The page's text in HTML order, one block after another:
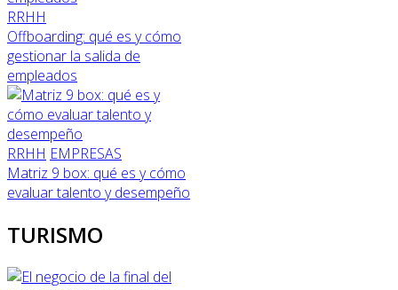
RRHH
Offboarding: qué es y cómo
gestionar la salida de
empleados
RRHH EMPRESAS
Matriz 9 box: qué es y cómo
evaluar talento y desempeño
TURISMO